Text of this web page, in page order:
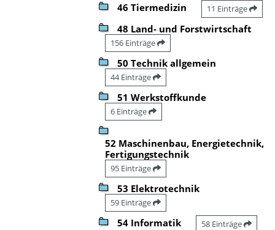
46 Tiermedizin 11 Einträge
48 Land- und Forstwirtschaft
156 Einträge
50 Technik allgemein
44 Einträge
51 Werkstoffkunde
6 Einträge
52 Maschinenbau, Energietechnik,
Fertigungstechnik
95 Einträge
53 Elektrotechnik
59 Einträge
54 Informatik 58 Einträge